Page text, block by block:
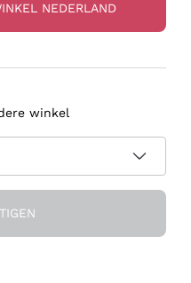
Klantenservice
NEDERLAND
winkel